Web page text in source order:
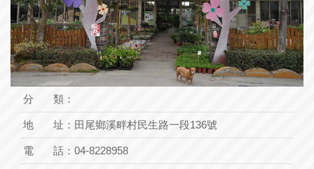
分 類：
地 址： 田尾鄉溪畔村民生路一段136號
電 話： 04-8228958